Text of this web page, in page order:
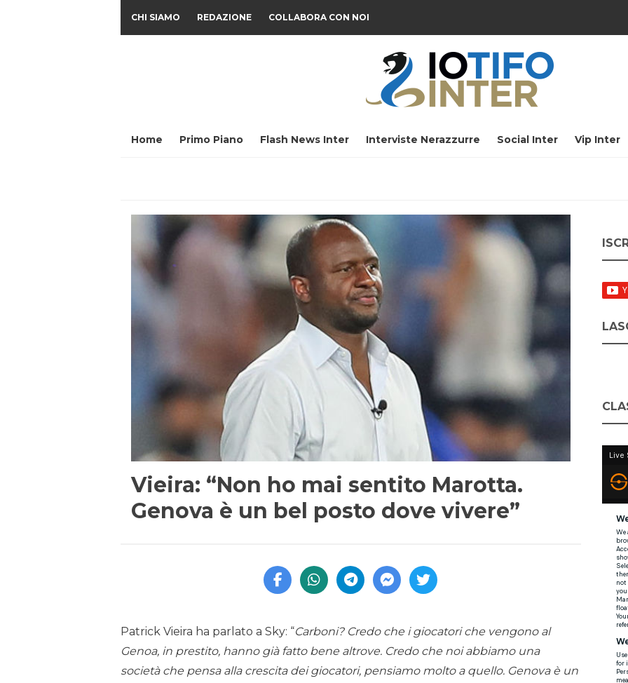
CHI SIAMO REDAZIONE COLLABORA CON NOI
Home Primo Piano Flash News Inter Interviste Nerazzurre Social Inter Vip Inter
Vieira: “Non ho mai sentito Marotta.
Genova è un bel posto dove vivere”
Patrick Vieira ha parlato a Sky: “Carboni? Credo che i giocatori che vengono al
Genoa, in prestito, hanno già fatto bene altrove. Credo che noi abbiamo una
società che pensa alla crescita dei giocatori, pensiamo molto a quello. Genova è un